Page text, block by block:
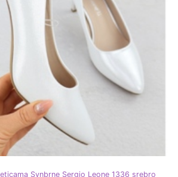
Synbrne Sergio Leone 1336 srebro